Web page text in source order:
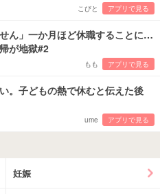
こびと アプリで見る
ん」一か月ほど休職することに…
が地獄#2
もも アプリで見る
。子どもの熱で休むと伝えた後
ume アプリで見る
妊娠